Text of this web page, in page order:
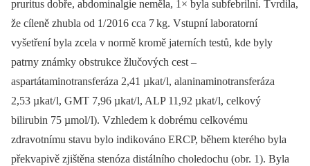
pruritus dobře, abdominalgie neměla, 1× byla subfebrilní. Tvrdila,
že cíleně zhubla od 1/2016 cca 7kg. Vstupní laboratorní
vyšetření byla zcela v normě kromě jaterních testů, kde byly
patrny známky obstrukce žlučových cest –
aspartátaminotransferáza 2,41 µkat/l, alaninaminotransferáza
2,53 µkat/l, GMT 7,96 µkat/l, ALP 11,92 µkat/l, celkový
bilirubin 75 µmol/l). Vzhledem k dobrému celkovému
zdravotnímu stavu bylo indikováno ERCP, během kterého byla
překvapivě zjištěna stenóza distálního choledochu (obr. 1). Byla